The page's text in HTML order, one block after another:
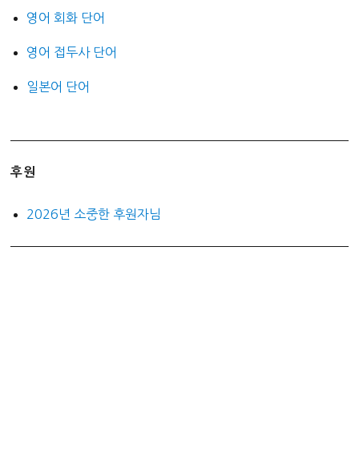
영어 회화 단어
영어 접두사 단어
일본어 단어
후원
2026년 소중한 후원자님